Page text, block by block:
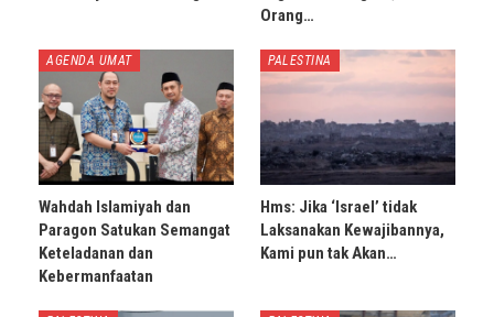
Orang…
AGENDA UMAT
Wahdah Islamiyah dan
Paragon Satukan Semangat
Keteladanan dan
Kebermanfaatan
PALESTINA
Hms: Jika ‘Israel’ tidak
Laksanakan Kewajibannya,
Kami pun tak Akan…